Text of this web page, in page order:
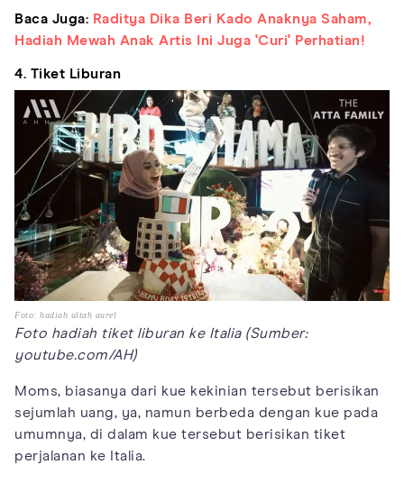
Baca Juga: Raditya Dika Beri Kado Anaknya Saham,
Hadiah Mewah Anak Artis Ini Juga 'Curi' Perhatian!
4. Tiket Liburan
Foto: hadiah ultah aurel
Foto hadiah tiket liburan ke Italia (Sumber:
youtube.com/AH)
Moms, biasanya dari kue kekinian tersebut berisikan
sejumlah uang, ya, namun berbeda dengan kue pada
umumnya, di dalam kue tersebut berisikan tiket
perjalanan ke Italia.